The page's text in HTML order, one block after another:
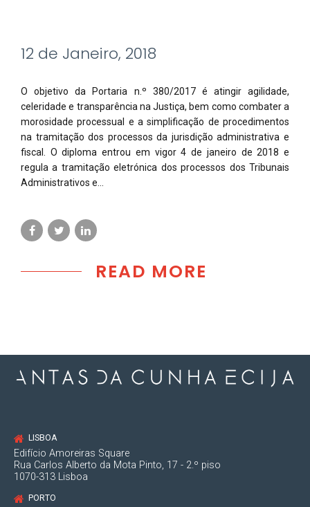
12 de Janeiro, 2018
O objetivo da Portaria n.º 380/2017 é atingir agilidade,
celeridade e transparência na Justiça, bem como combater a
morosidade processual e a simplificação de procedimentos
na tramitação dos processos da jurisdição administrativa e
fiscal. O diploma entrou em vigor 4 de janeiro de 2018 e
regula a tramitação eletrónica dos processos dos Tribunais
Administrativos e...
READ MORE
LISBOA
Edifício Amoreiras Square
Rua Carlos Alberto da Mota Pinto, 17 - 2.º piso
1070-313 Lisboa
PORTO